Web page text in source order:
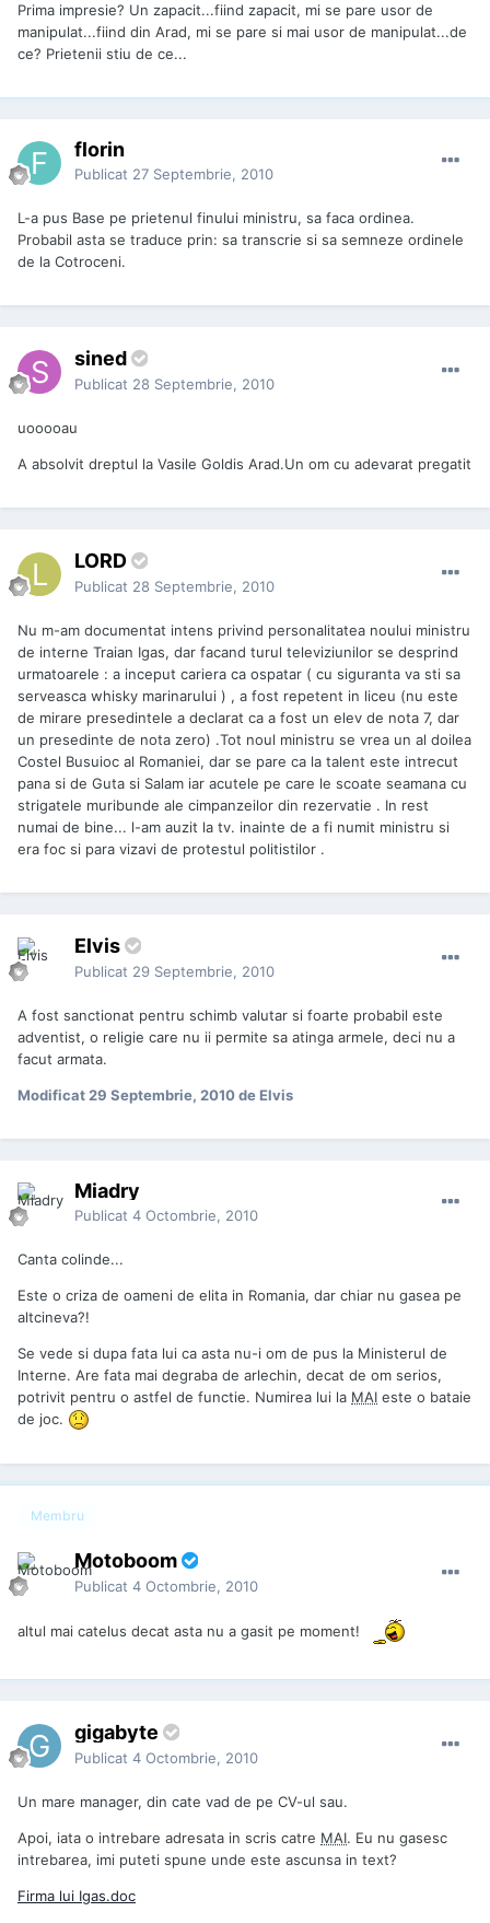
Prima impresie? Un zapacit...fiind zapacit, mi se pare usor de
manipulat...fiind din Arad, mi se pare si mai usor de manipulat...de
ce? Prietenii stiu de ce...
florin
Publicat 27 Septembrie, 2010
L-a pus Base pe prietenul finului ministru, sa faca ordinea.
Probabil asta se traduce prin: sa transcrie si sa semneze ordinele
de la Cotroceni.
sined
Publicat 28 Septembrie, 2010
uooooau
A absolvit dreptul la Vasile Goldis Arad.Un om cu adevarat pregatit
LORD
Publicat 28 Septembrie, 2010
Nu m-am documentat intens privind personalitatea noului ministru
de interne Traian Igas, dar facand turul televiziunilor se desprind
urmatoarele : a inceput cariera ca ospatar ( cu siguranta va sti sa
serveasca whisky marinarului ) , a fost repetent in liceu (nu este
de mirare presedintele a declarat ca a fost un elev de nota 7, dar
un presedinte de nota zero) .Tot noul ministru se vrea un al doilea
Costel Busuioc al Romaniei, dar se pare ca la talent este intrecut
pana si de Guta si Salam iar acutele pe care le scoate seamana cu
strigatele muribunde ale cimpanzeilor din rezervatie . In rest
numai de bine... l-am auzit la tv. inainte de a fi numit ministru si
era foc si para vizavi de protestul politistilor .
Elvis
Publicat 29 Septembrie, 2010
A fost sanctionat pentru schimb valutar si foarte probabil este
adventist, o religie care nu ii permite sa atinga armele, deci nu a
facut armata.
Modificat 29 Septembrie, 2010de Elvis
Miadry
Publicat 4 Octombrie, 2010
Canta colinde...
Este o criza de oameni de elita in Romania, dar chiar nu gasea pe
altcineva?!
Se vede si dupa fata lui ca asta nu-i om de pus la Ministerul de
Interne. Are fata mai degraba de arlechin, decat de om serios,
potrivit pentru o astfel de functie. Numirea lui la MAI este o bataie
de joc.
Membru
Motoboom
Publicat 4 Octombrie, 2010
altul mai catelus decat asta nu a gasit pe moment!
gigabyte
Publicat 4 Octombrie, 2010
Un mare manager, din cate vad de pe CV-ul sau.
Apoi, iata o intrebare adresata in scris catre MAI. Eu nu gasesc
intrebarea, imi puteti spune unde este ascunsa in text?
Firma lui Igas.doc